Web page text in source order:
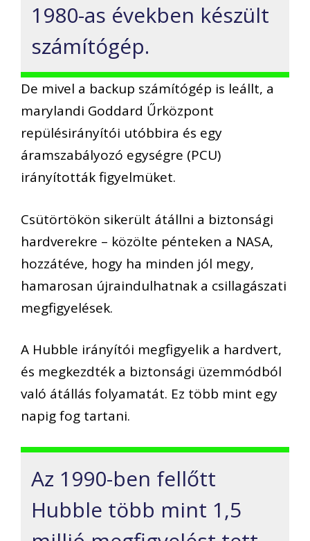
1980-as években készült
számítógép.
De mivel a backup számítógép is leállt, a
marylandi Goddard Űrközpont
repülésirányítói utóbbira és egy
áramszabályozó egységre (PCU)
irányították figyelmüket.
Csütörtökön sikerült átállni a biztonsági
hardverekre – közölte pénteken a NASA,
hozzátéve, hogy ha minden jól megy,
hamarosan újraindulhatnak a csillagászati
megfigyelések.
A Hubble irányítói megfigyelik a hardvert,
és megkezdték a biztonsági üzemmódból
való átállás folyamatát. Ez több mint egy
napig fog tartani.
Az 1990-ben fellőtt
Hubble több mint 1,5